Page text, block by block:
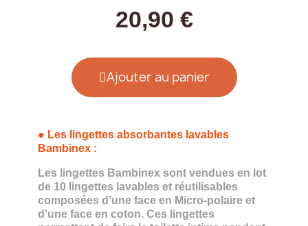
20,90 €
Ajouter au panier
● Les lingettes absorbantes lavables
Bambinex :
Les lingettes Bambinex sont vendues en lot
de 10 lingettes lavables et réutilisables
composées d’une face en Micro-polaire et
d’une face en coton. Ces lingettes